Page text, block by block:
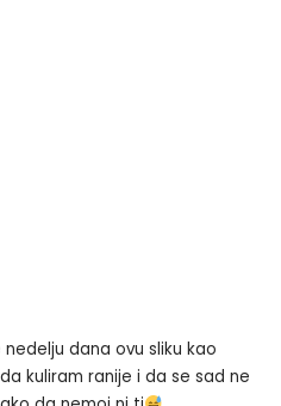
dana ovu sliku kao
kuliram ranije i da se sad ne